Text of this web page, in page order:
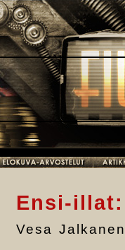
Ensi-
Vesa Jalkanen